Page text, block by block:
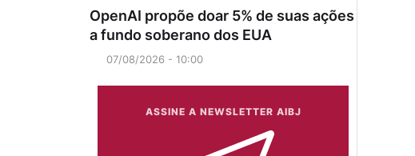
OpenAI propõe doar 5% de suas ações
a fundo soberano dos EUA
07/08/2026 - 10:00
ASSINE A NEWSLETTER AIBJ